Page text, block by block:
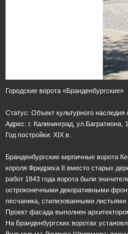
Городские ворота «Бранденбургские»
Статус: Объект культурного
Адрес: г. Калининград, ул.Багратиона,
Год постройки: XIX в.
Бранденбургские кирпичные ворота
короля Фридриха II вместо старых
работ 1843 года ворота были
остроконечными декоративными
песчаника, стилизованными
Проект фасада выполнен
На Бранденбургских воротах